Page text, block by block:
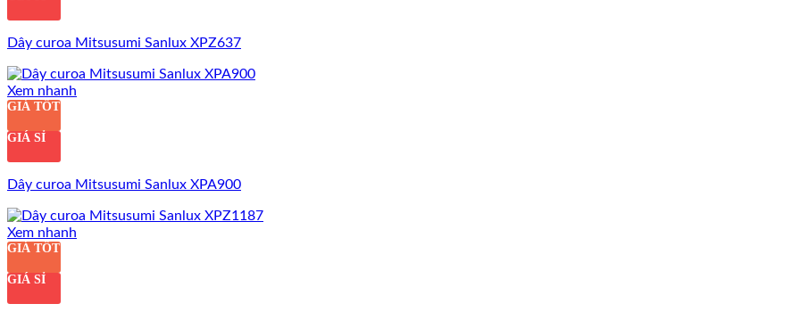
Dây curoa Mitsusumi Sanlux XPZ637
Xem nhanh
GIÁ TỐT
GIÁ SỈ
Dây curoa Mitsusumi Sanlux XPA900
Xem nhanh
GIÁ TỐT
GIÁ SỈ